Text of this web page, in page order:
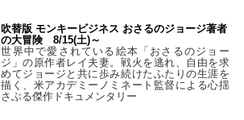
吹替版 モンキービジネス おさるのジョージ著者
の大冒険 8/15(土)～
世界中で愛されている絵本「おさるのジョー
ジ」の原作者レイ夫妻。戦火を逃れ、自由を求
めてジョージと共に歩み続けたふたりの生涯を
描く、米アカデミーノミネート監督による心揺
さぶる傑作ドキュメンタリー